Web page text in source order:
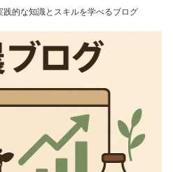
的な知識とスキルを学べるブログ